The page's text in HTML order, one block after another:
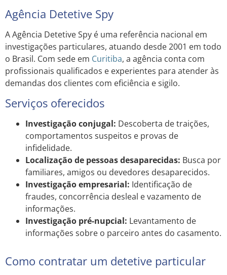
Agência Detetive Spy
A Agência Detetive Spy é uma referência nacional em
investigações particulares, atuando desde 2001 em todo
o Brasil. Com sede em Curitiba, a agência conta com
profissionais qualificados e experientes para atender às
demandas dos clientes com eficiência e sigilo.
Serviços oferecidos
Investigação conjugal: Descoberta de traições,
comportamentos suspeitos e provas de
infidelidade.
Localização de pessoas desaparecidas: Busca por
familiares, amigos ou devedores desaparecidos.
Investigação empresarial: Identificação de
fraudes, concorrência desleal e vazamento de
informações.
Investigação pré-nupcial: Levantamento de
informações sobre o parceiro antes do casamento.
Como contratar um detetive particular